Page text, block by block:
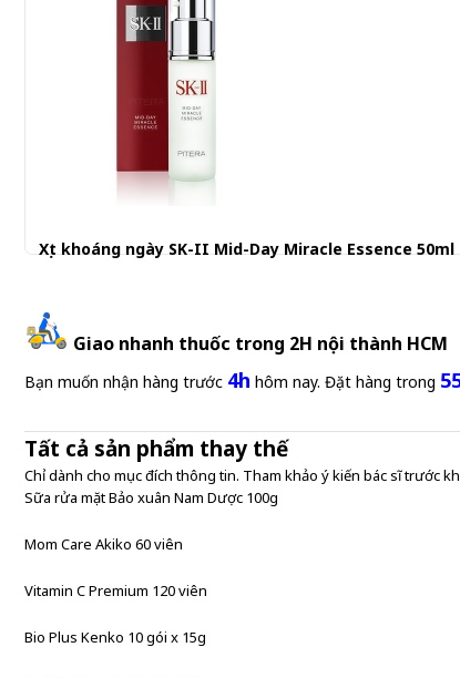
Xịt khoáng ngày SK-II Mid-Day Miracle Essence 50ml
Giao nhanh thuốc trong 2H nội thành HCM
Bạn muốn nhận hàng trước 4h hôm nay. Đặt hàng trong
Tất cả sản phẩm thay thế
Chỉ dành cho mục đích thông tin. Tham khảo ý kiến bác sĩ trước
Sữa rửa mặt Bảo xuân Nam Dược 100g
Mom Care Akiko 60 viên
Vitamin C Premium 120 viên
Bio Plus Kenko 10 gói x 15g